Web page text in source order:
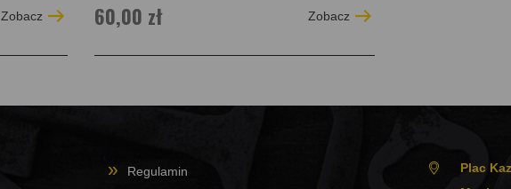
ACY 009220, ACY
ACY 009226, ACY
ACY 009244, ACY
ACY 009247, ACY
Zobacz 60,00 zł Zobacz
Regulamin
Plac